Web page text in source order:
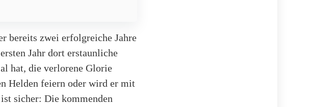
bereits zwei erfolgreiche Jahre
Jahr dort erstaunliche
hat, die verlorene Glorie
Helden feiern oder wird er mit
sicher: Die kommenden